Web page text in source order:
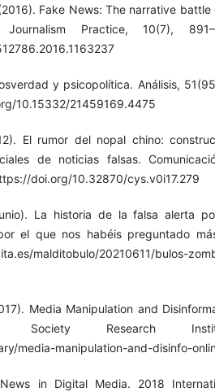
Fake News: The narrative battle
Practice, 10(7),
y psicopolítica. Análisis,
10.15332/21459169.4475
El rumor del nopal chino:
de noticias falsas.
doi.org/10.32870/cys.v0i17.279
La historia de la falsa alerta
el que nos habéis preguntado
malditobulo/20210611/bulos-
Media Manipulation and
Research
media-manipulation-and-disinfo-
in Digital Media. 2018